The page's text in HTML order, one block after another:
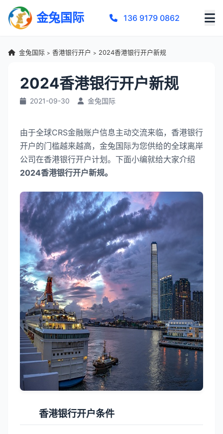
金兔国际 136 9179 0862
金兔国际 > 香港银行开户 > 2024香港银行开户新规
2024香港银行开户新规
2021-09-30 金兔国际
由于全球CRS金融账户信息主动交流来临，香港银行
开户的门槛越来越高，金兔国际为您供给的全球离岸
公司在香港银行开户计划。下面小编就给大家介绍
2024香港银行开户新规。
香港银行开户条件